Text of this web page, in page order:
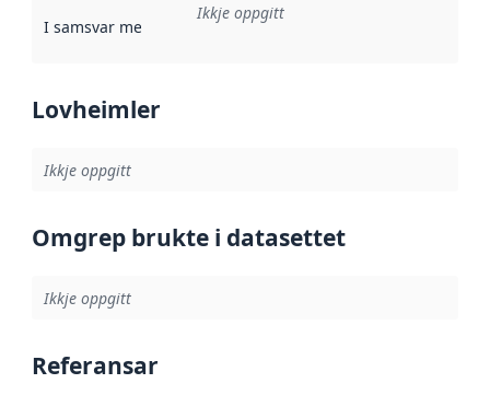
I samsvar med Referanse til ei implementeringsregel eller
Ikkje oppgitt
Lovheimler
Ikkje oppgitt
Omgrep brukte i datasettet
Ikkje oppgitt
Referansar